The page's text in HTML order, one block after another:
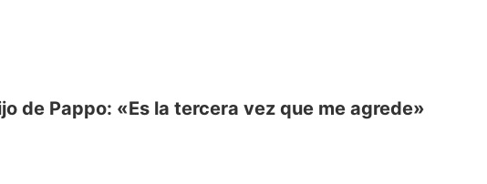
de Pappo: «Es la tercera vez que me agrede»